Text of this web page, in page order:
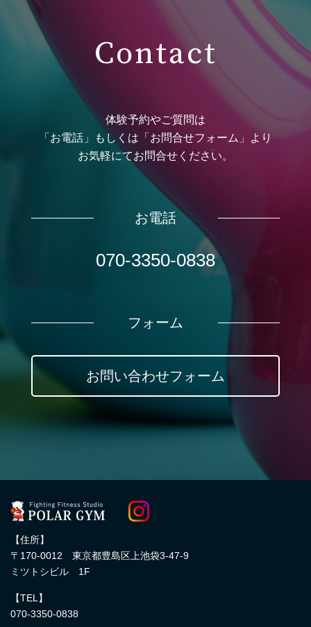
Contact
体験予約やご質問は
「お電話」もしくは「お問合せフォーム」より
お気軽にてお問合せください。
お電話
070-3350-0838
フォーム
お問い合わせフォーム
【住所】
〒170-0012 東京都豊島区上池袋3-47-9
ミツトシビル 1F
【TEL】
070-3350-0838